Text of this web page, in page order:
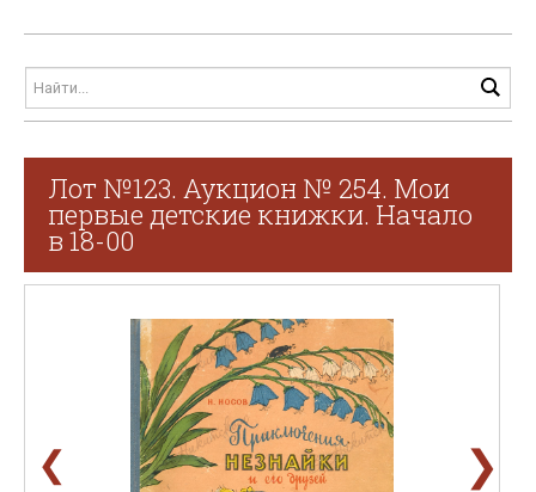
Лот №123. Аукцион № 254. Мои
первые детские книжки. Начало
в 18-00
❮ ❯